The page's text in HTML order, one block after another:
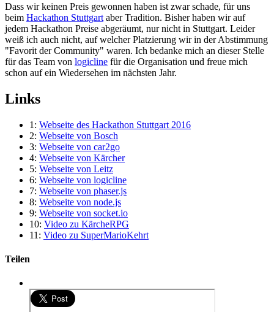
Dass wir keinen Preis gewonnen haben ist zwar schade, für uns
beim Hackathon Stuttgart aber Tradition. Bisher haben wir auf
jedem Hackathon Preise abgeräumt, nur nicht in Stuttgart. Leider
weiß ich auch nicht, auf welcher Platzierung wir in der Abstimmung
"Favorit der Community" waren. Ich bedanke mich an dieser Stelle
für das Team von logicline für die Organisation und freue mich
schon auf ein Wiedersehen im nächsten Jahr.
Links
1: Webseite des Hackathon Stuttgart 2016
2: Webseite von Bosch
3: Webseite von car2go
4: Webseite von Kärcher
5: Webseite von Leitz
6: Webseite von logicline
7: Webseite von phaser.js
8: Webseite von node.js
9: Webseite von socket.io
10: Video zu KärcheRPG
11: Video zu SuperMarioKehrt
Teilen